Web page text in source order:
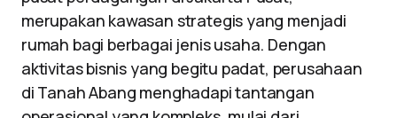
merupakan kawasan strategis yang menjadi
rumah bagi berbagai jenis usaha. Dengan
aktivitas bisnis yang begitu padat, perusahaan
di Tanah Abang menghadapi tantangan